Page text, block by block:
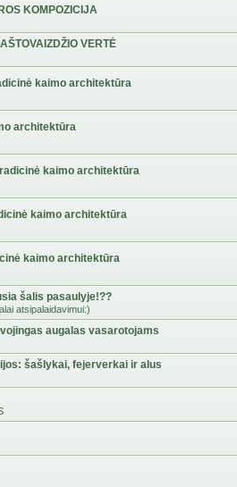
KOMPOZICIJA
VERTĖ
kaimo architektūra
architektūra
kaimo architektūra
kaimo architektūra
kaimo architektūra
šalis pasaulyje!??
atsipalaidavimui:)
augalas vasarotojams
šašlykai, fejerverkai ir alus